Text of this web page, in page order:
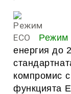
Режим
енергия до
компромис
функцията